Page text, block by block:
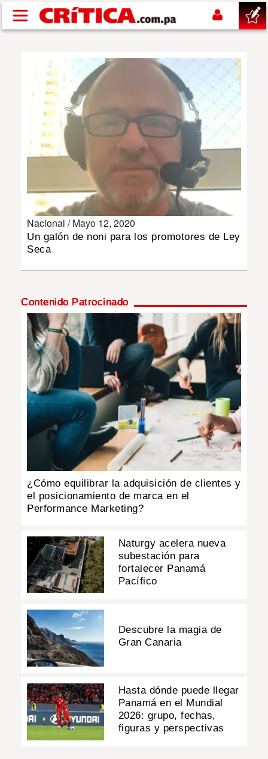
Pasar al contenido principal
NACIONAL
POLÍTICA
SHOW
DEPORTES
MULTIMEDIA
IMPRESO
Nacional /Mayo 12, 2020
Un galón de noni para los promotores de Ley
Seca
Contenido Patrocinado
¿Cómo equilibrar la adquisición de clientes y
el posicionamiento de marca en el
Performance Marketing?
Naturgy acelera nueva
subestación para
fortalecer Panamá
Pacífico
Descubre la magia de
Gran Canaria
Hasta dónde puede llegar
Panamá en el Mundial
2026: grupo, fechas,
figuras y perspectivas